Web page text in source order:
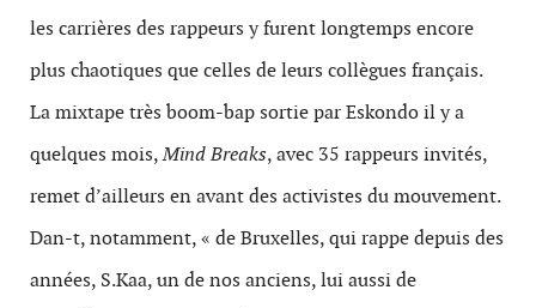
les carrières des rappeurs y furent longtemps encore
plus chaotiques que celles de leurs collègues français.
La mixtape très boom-bap sortie par Eskondo il y a
quelques mois,Mind Breaks, avec 35 rappeurs invités,
remet d’ailleurs en avant des activistes du mouvement.
Dan-t, notamment, « de Bruxelles, qui rappe depuis des
années, S.Kaa, un de nos anciens, lui aussi de